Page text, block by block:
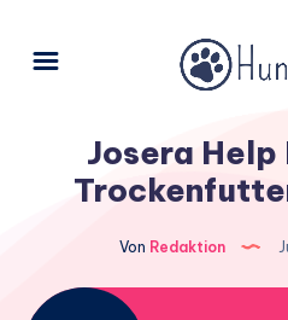
Josera Help
Von Redaktion